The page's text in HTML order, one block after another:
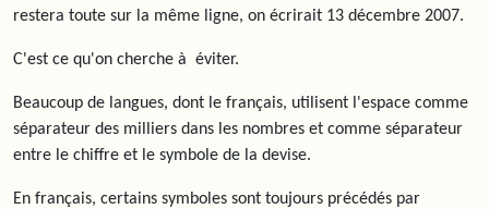
restera toute sur la même ligne, on écrirait 13 décembre 2007.
C'est ce qu'on cherche à éviter.
Beaucoup de langues, dont le français, utilisent l'espace comme
séparateur des milliers dans les nombres et comme séparateur
entre le chiffre et le symbole de la devise.
En français, certains symboles sont toujours précédés par